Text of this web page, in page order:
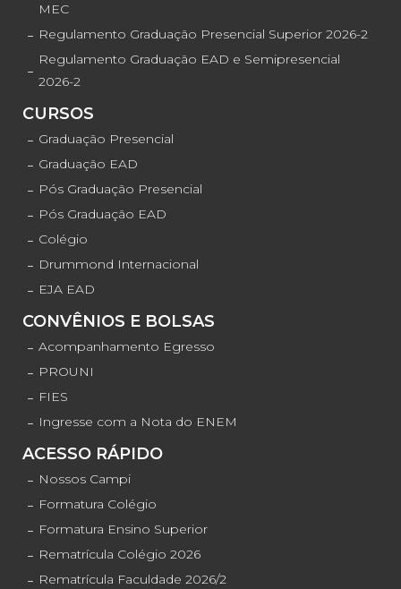
MEC
Regulamento Graduação Presencial Superior 2026-2
Regulamento Graduação EAD e Semipresencial
2026-2
CURSOS
Graduação Presencial
Graduação EAD
Pós Graduação Presencial
Pós Graduação EAD
Colégio
Drummond Internacional
EJA EAD
CONVÊNIOS E BOLSAS
Acompanhamento Egresso
PROUNI
FIES
Ingresse com a Nota do ENEM
ACESSO RÁPIDO
Nossos Campi
Formatura Colégio
Formatura Ensino Superior
Rematrícula Colégio 2026
Rematrícula Faculdade 2026/2